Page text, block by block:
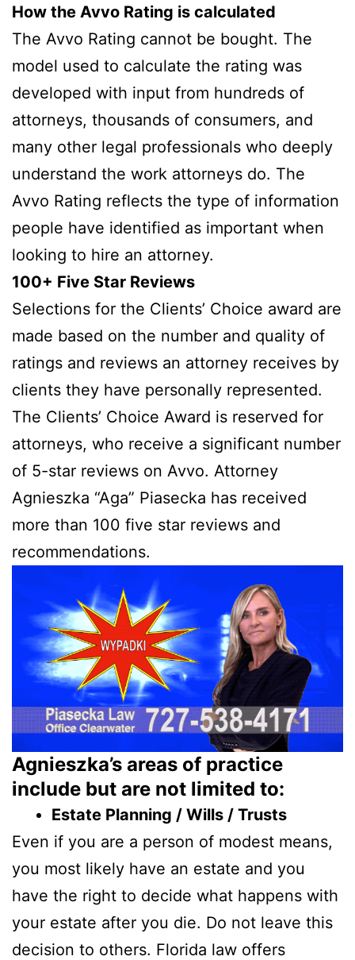
How the Avvo Rating is calculated
The Avvo Rating cannot be bought. The
model used to calculate the rating was
developed with input from hundreds of
attorneys, thousands of consumers, and
many other legal professionals who deeply
understand the work attorneys do. The
Avvo Rating reflects the type of information
people have identified as important when
looking to hire an attorney.
100+ Five Star Reviews
Selections for the Clients’ Choice award are
made based on the number and quality of
ratings and reviews an attorney receives by
clients they have personally represented.
The Clients’ Choice Award is reserved for
attorneys, who receive a significant number
of 5-star reviews on Avvo. Attorney
Agnieszka “Aga” Piasecka has received
more than 100 five star reviews and
recommendations.
Agnieszka’s areas of practice
include but are not limited to:
Estate Planning / Wills / Trusts
Even if you are a person of modest means,
you most likely have an estate and you
have the right to decide what happens with
your estate after you die. Do not leave this
decision to others. Florida law offers